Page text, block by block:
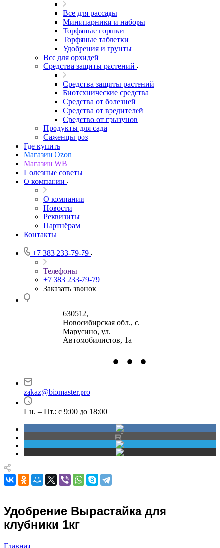
Все для рассады
Минипарники и наборы
Торфяные горшки
Торфяные таблетки
Удобрения и грунты
Все для орхидей
Средства защиты растений
Средства защиты растений
Биотехнические средства
Средства от болезней
Средства от вредителей
Средство от грызунов
Продукты для сада
Саженцы роз
Где купить
Магазин Ozon
Магазин WB
Полезные советы
О компании
О компании
Новости
Реквизиты
Партнёрам
Контакты
+7 383 233-79-79
Телефоны
+7 383 233-79-79
Заказать звонок
630512,
Новосибирская обл., с.
Марусино, ул.
Автомобилистов, 1а
Маршала Прошлякова,
• • •
zakaz@biomaster.pro
Пн. – Пт.: с 9:00 до 18:00
Удобрение Вырастайка для
клубники 1кг
Главная